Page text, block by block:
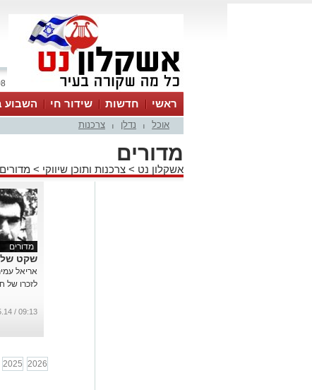
08
ראשי חדשות שידור חי השבוע
אוכל נדלן צרכנות
מדורים
אשקלון נט > צרכנות ותוכן שיווקי > מדורים
מדורים
שקט של
אריאל
לזכרו של
09:13 / 05.05.14
2025 2026